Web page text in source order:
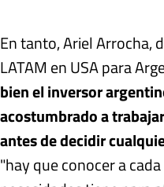
En tanto, Ariel Arrocha,
LATAM en USA para
bien el inversor
acostumbrado a
antes de decidir
"hay que conocer a